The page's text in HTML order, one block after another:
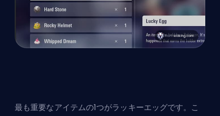
最も重要なアイテムの1つがラッキーエッグです。こ